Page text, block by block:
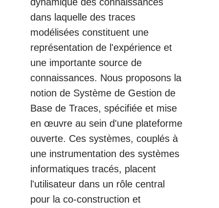
dynamique des connaissances
dans laquelle des traces
modélisées constituent une
représentation de l'expérience et
une importante source de
connaissances. Nous proposons la
notion de Système de Gestion de
Base de Traces, spécifiée et mise
en œuvre au sein d'une plateforme
ouverte. Ces systèmes, couplés à
une instrumentation des systèmes
informatiques tracés, placent
l'utilisateur dans un rôle central
pour la co-construction et